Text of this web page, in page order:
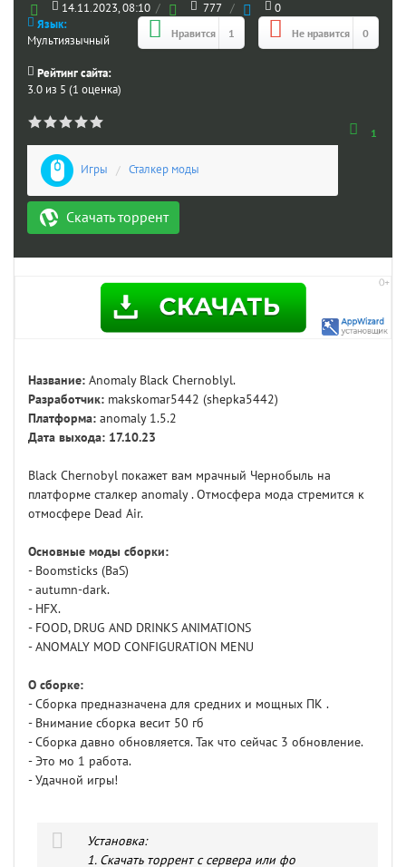
14.11.2023, 08:10 / 777 / 0
Нравится 1 Не нравится 0
Язык:
Мультиязычный
Рейтинг сайта:
3.0 из 5 (1 оценка)
1
Игры / Сталкер моды
Скачать торрент
Название: Anomaly Black Chernoblyl.
Разработчик: makskomar5442 (shepka5442)
Платформа: anomaly 1.5.2
Дата выхода: 17.10.23
Black Chernobyl покажет вам мрачный Чернобыль на
платформе сталкер anomaly . Отмосфера мода стремится к
отмосфере Dead Air.
Основные моды сборки:
- Boomsticks (BaS)
- autumn-dark.
- HFX.
- FOOD, DRUG AND DRINKS ANIMATIONS
- ANOMALY MOD CONFIGURATION MENU
О сборке:
- Сборка предназначена для средних и мощных ПК .
- Внимание сборка весит 50 гб
- Сборка давно обновляется. Так что сейчас 3 обновление.
- Это мо 1 работа.
- Удачной игры!
Установка:
1. Скачать торрент с сервера или фо